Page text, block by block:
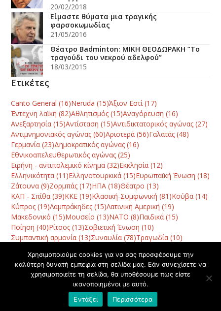
20/02/2018
Είμαστε θύματα μια τραγικής
φαρσοκωμωδίας
21/05/2016
Θέατρο Badminton: ΜΙΚΗ ΘΕΟΔΩΡΑΚΗ “Το
τραγούδι του νεκρού αδελφού”
18/03/2015
Ετικέτες
Canto General (16)Neruda (15)Άξιον Εστί(17)
Έντεχνη λαϊκή (82)Αθλητισμός (15)Αναγόρευση (16)
Ανεξαρτησία (15)Αντίσταση (15)Αντιδικτατορικός αγώνας (27)
Αντιμνημονιακός αγώνας (60)Αριστερά (56)Γαλατάς (48)
Γερμανία (23)Δημοκρατικός αγώνας (16)
Εθνικοαπελευθερωτικός αγώνας (25)
Ειρήνη - αντιπολεμικό κίνημα (32)Εκκλησία (12)
Ελληνικότητα (11)Ελληνοτουρκικά (15)Ευρωπαϊκή Ένωση (18)
Ζάτουνα (9)Ζορμπάς (17)ΗΠΑ (18)Θέατρο (13)
ΚΑΠ - Σπίθα (39)ΚΚΕ (19)Κλασική-Συμφωνική (81)Κούβα (14)
Κύπρος (19)Λαμπράκηδες (15)Λατινική Αμερική (19)
Μακεδονικό (15)Μουσείο (13)ΝΑΤΟ (8)Παιδικά (15)
Ποίηση (40)Ρίτσος (13)Σοβιετική Ένωση (10)
Συμπαντική αρμονία (13)Συναυλία (78)Τραγωδία (10)
Μέτωπο αντίστασης
next
post:
Κίνηση Ε.ΛΑ.Δ.Α. από τους Μ.
Θεοδωράκη, Μ. Γλέζο και Γ.
© Copyright 2020 - All Rights Reserved. D & D by
Χρησιμοποιούμε cookies για να σας προσφέρουμε την
καλύτερη δυνατή εμπειρία στη σελίδα μας. Εάν συνεχίσετε να
χρησιμοποιείτε τη σελίδα, θα υποθέσουμε πως είστε
ικανοποιημένοι με αυτό.
Εντάξει
Περισσότερα